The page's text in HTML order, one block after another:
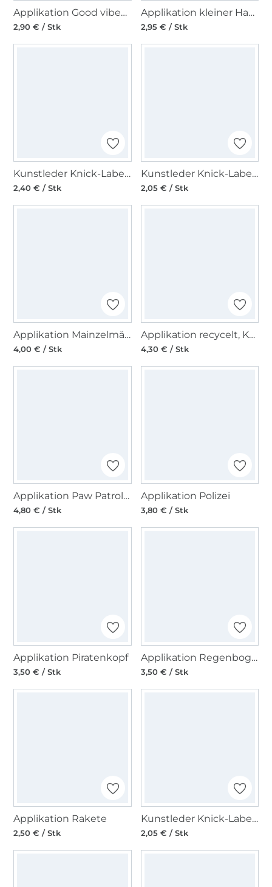
Applikation Good vibes only
2,90 € / Stk
Applikation kleiner Hase, senfgelb
2,95 € / Stk
Kunstleder Knick-Label Hand Made, hellbraun
2,40 € / Stk
Kunstleder Knick-Label Rainbow Love, dunkelbraun
2,05 € / Stk
Applikation Mainzelmännchen Anton
4,00 € / Stk
Applikation recycelt, Kamera
4,30 € / Stk
Applikation Paw Patrol - Chase Team
4,80 € / Stk
Applikation Polizei
3,80 € / Stk
Applikation Piratenkopf
3,50 € / Stk
Applikation Regenbogen
3,50 € / Stk
Applikation Rakete
2,50 € / Stk
Kunstleder Knick-Label Handmade, dunkelbraun
2,05 € / Stk